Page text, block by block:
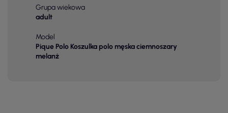
Grupa wiekowa
adult
Model
Pique Polo Koszulka polo męska ciemnoszary
melanż